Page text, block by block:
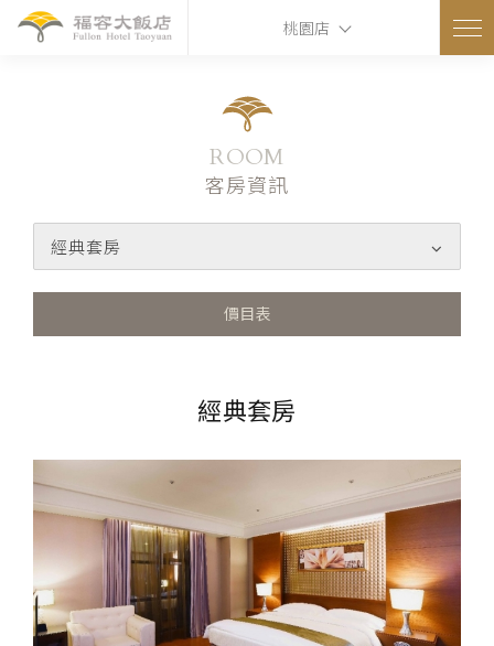
桃園店
ROOM
客房資訊
經典套房
價目表
經典套房